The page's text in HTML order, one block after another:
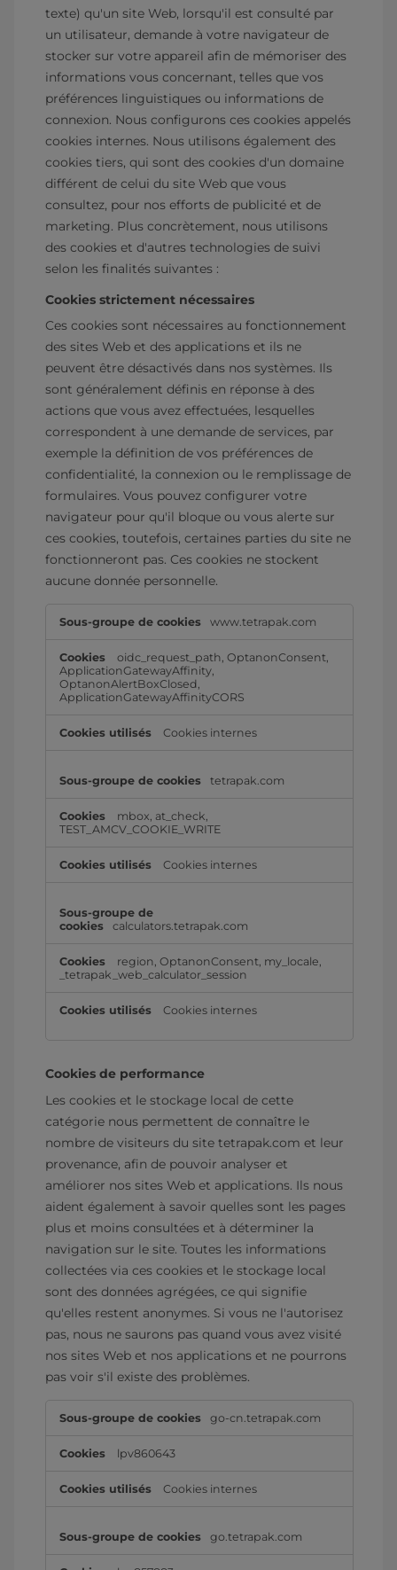
texte) qu'un site Web, lorsqu'il est consulté par
un utilisateur, demande à votre navigateur de
stocker sur votre appareil afin de mémoriser des
informations vous concernant, telles que vos
préférences linguistiques ou informations de
connexion. Nous configurons ces cookies appelés
cookies internes. Nous utilisons également des
cookies tiers, qui sont des cookies d'un domaine
différent de celui du site Web que vous
consultez, pour nos efforts de publicité et de
marketing. Plus concrètement, nous utilisons
des cookies et d'autres technologies de suivi
selon les finalités suivantes :
Cookies strictement nécessaires
Ces cookies sont nécessaires au fonctionnement
des sites Web et des applications et ils ne
peuvent être désactivés dans nos systèmes. Ils
sont généralement définis en réponse à des
actions que vous avez effectuées, lesquelles
correspondent à une demande de services, par
exemple la définition de vos préférences de
confidentialité, la connexion ou le remplissage de
formulaires. Vous pouvez configurer votre
navigateur pour qu'il bloque ou vous alerte sur
ces cookies, toutefois, certaines parties du site ne
fonctionneront pas. Ces cookies ne stockent
aucune donnée personnelle.
strictement
www.tetrapak.com
oidc_request_path,OptanonConsent,
ApplicationGatewayAffinity,
OptanonAlertBoxClosed ,
ApplicationGatewayAffinityCORS
Cookies internes
tetrapak.com
mbox, at_check,
TEST_AMCV_COOKIE_WRITE
Cookies internes
calculators.tetrapak.com
region,OptanonConsent, my_locale,
_tetrapak_web_calculator_session
Cookies internes
Cookies de performance
Les cookies et le stockage local de cette
catégorie nous permettent de connaître le
nombre de visiteurs du site tetrapak.com et leur
provenance, afin de pouvoir analyser et
améliorer nos sites Web et applications. Ils nous
aident également à savoir quelles sont les pages
plus et moins consultées et à déterminer la
navigation sur le site. Toutes les informations
collectées via ces cookies et le stockage local
sont des données agrégées, ce qui signifie
qu'elles restent anonymes. Si vous ne l'autorisez
pas, nous ne saurons pas quand vous avez visité
nos sites Web et nos applications et ne pourrons
pas voir s'il existe des problèmes.
de
go-cn.tetrapak.com
lpv860643
Cookies internes
go.tetrapak.com